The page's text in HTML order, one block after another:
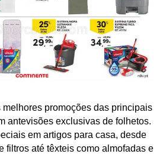
promoções das principais
antevisões exclusivas de folhetos.
em artigos para casa, desde
filtros até têxteis como almofadas e